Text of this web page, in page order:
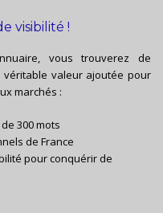
visibilité !
vous trouverez de
valeur ajoutée pour
marchés :
300 mots
de France
pour conquérir de